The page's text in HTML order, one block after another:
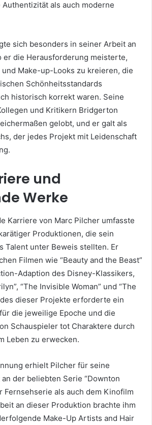
als auch moderne
sich besonders in seiner Arbeit an
er die Herausforderung meisterte,
Make-up-Looks zu kreieren, die
Schönheitsstandards
historisch korrekt waren. Seine
und Kritikern Bridgerton
gelobt, und er galt als
der jedes Projekt mit Leidenschaft
und
Werke
Karriere von Marc Pilcher umfasste
Produktionen, die sein
Talent unter Beweis stellten. Er
Filmen wie “Beauty and the Beast”
Adaption des Disney-Klassikers,
“The Invisible Woman” und “The
dieser Projekte erforderte ein
die jeweilige Epoche und die
Schauspieler tot Charaktere durch
Leben zu erwecken.
erhielt Pilcher für seine
der beliebten Serie “Downton
Fernsehserie als auch dem Kinofilm
an dieser Produktion brachte ihm
Make-Up Artists and Hair